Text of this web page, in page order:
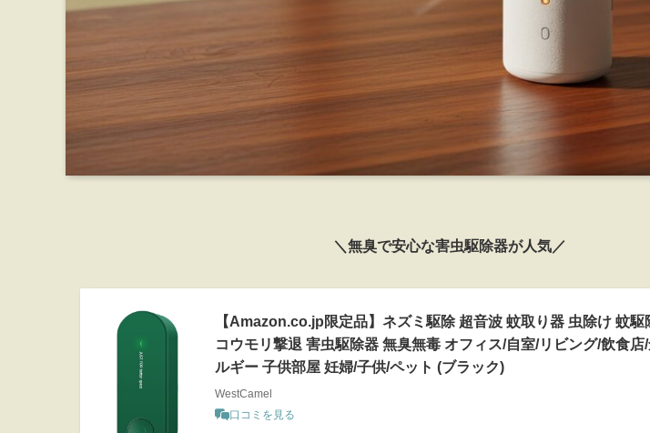
＼無臭で安心な害虫駆除器が人気／
【Amazon.co.jp限定品】ネズミ駆除 超音波 蚊取り器 虫除け 蚊
コウモリ撃退 害虫駆除器 無臭無毒 オフィス/自室/リビング/飲食店
ルギー 子供部屋 妊婦/子供/ペット (ブラック)
WestCamel
口コミを見る